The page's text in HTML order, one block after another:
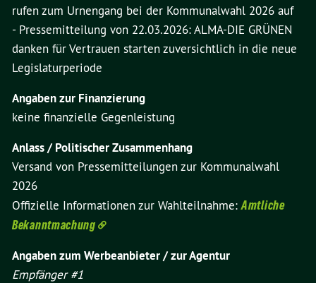
rufen zum Urnengang bei der Kommunalwahl 2026 auf
- Pressemitteilung von 22.03.2026: ALMA-DIE GRÜNEN
danken für Vertrauen starten zuversichtlich in die neue
Legislaturperiode
Angaben zur Finanzierung
keine finanzielle Gegenleistung
Anlass / Politischer Zusammenhang
Versand von Pressemitteilungen zur Kommunalwahl
2026
Offizielle Informationen zur Wahlteilnahme:Amtliche
Bekanntmachung
Angaben zum Werbeanbieter / zur Agentur
Empfänger #1